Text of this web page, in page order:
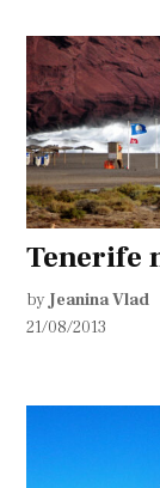
Tenerife
by Jeanina Vlad
21/08/2013